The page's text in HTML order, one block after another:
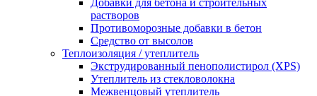
Добавки для бетона и строительных
растворов
Противоморозные добавки в бетон
Средство от высолов
Теплоизоляция / утеплитель
Экструдированный пенополистирол (XPS)
Утеплитель из стекловолокна
Межвенцовый утеплитель